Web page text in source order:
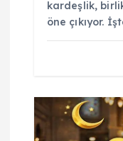
kardeşlik,
öne çıkıyor.